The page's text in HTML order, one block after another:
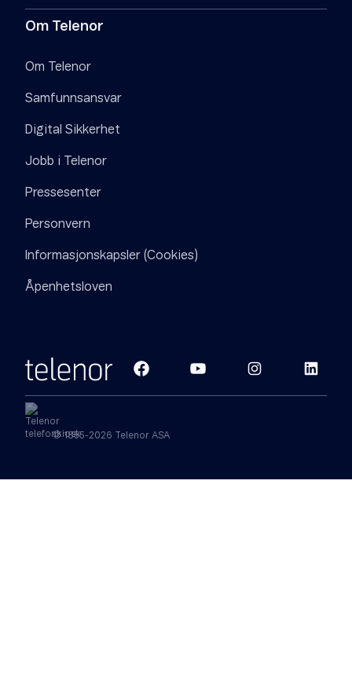
Om Telenor
Om Telenor
Samfunnsansvar
Digital Sikkerhet
Jobb i Telenor
Pressesenter
Personvern
Informasjonskapsler (Cookies)
Åpenhetsloven
© 1855-2026 Telenor ASA